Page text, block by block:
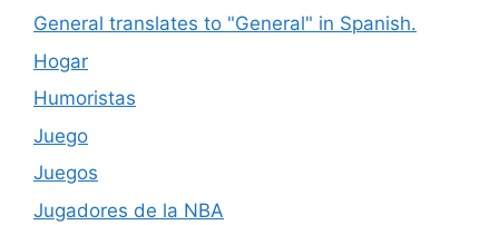
General translates to "General" in Spanish.
Hogar
Humoristas
Juego
Juegos
Jugadores de la NBA